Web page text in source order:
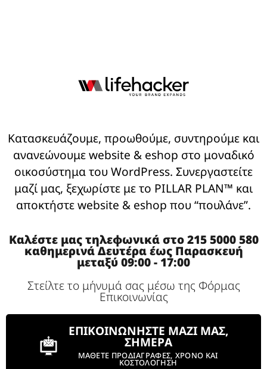
Κατασκευάζουμε, προωθούμε, συντηρούμε και
ανανεώνουμε website & eshop στο μοναδικό
οικοσύστημα του WordPress. Συνεργαστείτε
μαζί μας, ξεχωρίστε με το PILLAR PLAN™ και
αποκτήστε website & eshop που “πουλάνε”.
Καλέστε μας τηλεφωνικά στο 215 5000 580
καθημερινά Δευτέρα έως Παρασκευή
μεταξύ 09:00 - 17:00
Στείλτε το μήνυμά σας μέσω της Φόρμας
Επικοινωνίας
ΕΠΙΚΟΙΝΩΝΗΣΤΕ ΜΑΖΙ ΜΑΣ,
ΣΗΜΕΡΑ
ΜΑΘΕΤΕ ΠΡΟΔΙΑΓΡΑΦΕΣ, ΧΡΟΝΟ ΚΑΙ
ΚΟΣΤΟΛΟΓΗΣΗ